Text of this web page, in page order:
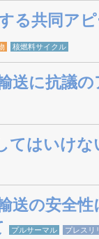
る共同ア
核燃料サイクル
送に抗議
てはいけ
送の安全
プルサーマル プレスリ